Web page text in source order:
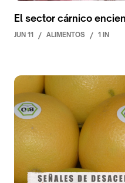
El sector cárnico
JUN 11 / ALIMENTOS / 1 IN